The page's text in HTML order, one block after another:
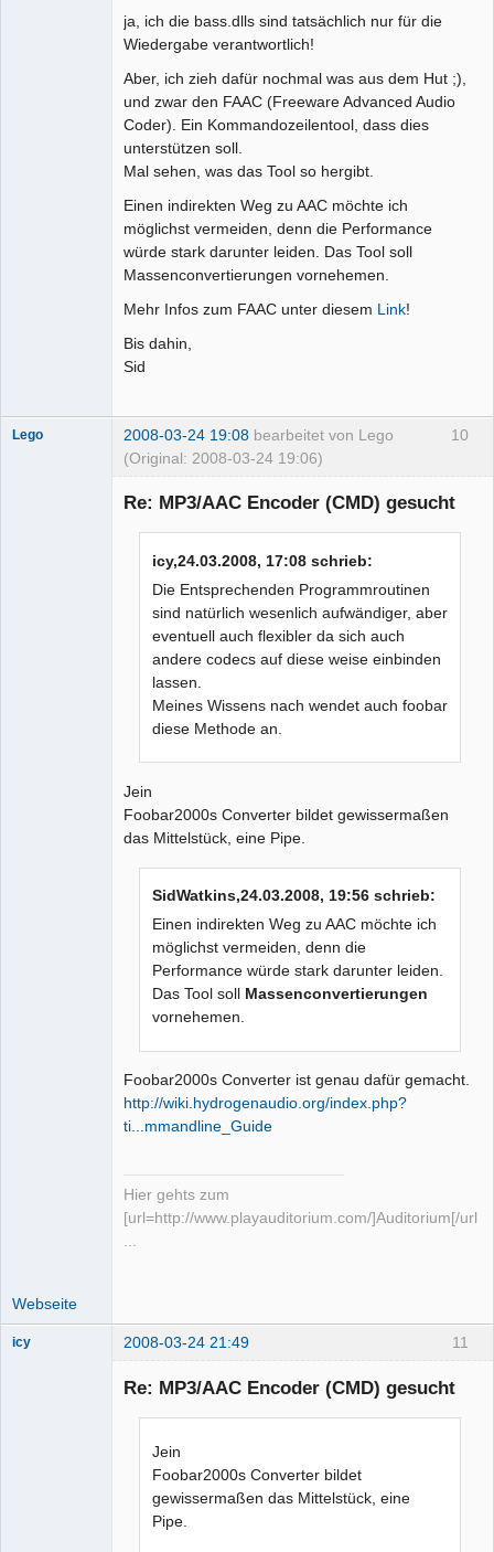
ja, ich die bass.dlls sind tatsächlich nur für die
Wiedergabe verantwortlich!
Aber, ich zieh dafür nochmal was aus dem Hut ;),
und zwar den FAAC (Freeware Advanced Audio
Coder). Ein Kommandozeilentool, dass dies
unterstützen soll.
Mal sehen, was das Tool so hergibt.
Einen indirekten Weg zu AAC möchte ich
möglichst vermeiden, denn die Performance
würde stark darunter leiden. Das Tool soll
Massenconvertierungen vornehemen.
Mehr Infos zum FAAC unter diesem Link!
Bis dahin,
Sid
10
Lego 2008-03-24 19:08 bearbeitet von Lego
(Original: 2008-03-24 19:06)
Re: MP3/AAC Encoder (CMD) gesucht
icy,24.03.2008, 17:08 schrieb:
Die Entsprechenden Programmroutinen
sind natürlich wesenlich aufwändiger, aber
eventuell auch flexibler da sich auch
andere codecs auf diese weise einbinden
lassen.
Meines Wissens nach wendet auch foobar
diese Methode an.
Jein
Foobar2000s Converter bildet gewissermaßen
das Mittelstück, eine Pipe.
SidWatkins,24.03.2008, 19:56 schrieb:
Einen indirekten Weg zu AAC möchte ich
möglichst vermeiden, denn die
Performance würde stark darunter leiden.
Das Tool soll Massenconvertierungen
vornehemen.
Foobar2000s Converter ist genau dafür gemacht.
http://wiki.hydrogenaudio.org/index.php?
ti...mmandline_Guide
Hier gehts zum
[url=http://www.playauditorium.com/]Auditorium[/url]
Webseite
11
icy 2008-03-24 21:49
Re: MP3/AAC Encoder (CMD) gesucht
Jein
Foobar2000s Converter bildet
gewissermaßen das Mittelstück, eine
Pipe.